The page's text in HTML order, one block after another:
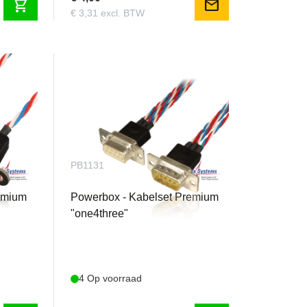
shopping_cart € 3,31 excl. BTW mail
PB1131
Powerbox - Kabelset Premium
"one4three"
4 Op voorraad